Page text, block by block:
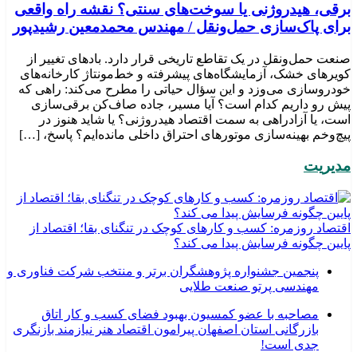
برقی، هیدروژنی یا سوخت‌های سنتی؟ نقشه راه واقعی
برای پاک‌سازی حمل‌ونقل / مهندس محمدمعین رشیدپور
صنعت حمل‌ونقل در یک تقاطع تاریخی قرار دارد. بادهای تغییر از
کویرهای خشک، آزمایشگاه‌های پیشرفته و خط‌مونتاژ کارخانه‌های
خودروسازی می‌وزد و این سؤال حیاتی را مطرح می‌کند: راهی که
پیش رو داریم کدام است؟ آیا مسیر، جاده صاف‌کن برقی‌سازی
است، یا آزادراهی به سمت اقتصاد هیدروژنی؟ یا شاید هنوز در
پیچ‌وخم بهینه‌سازی موتورهای احتراق داخلی مانده‌ایم؟ پاسخ، […]
مدیریت
اقتصاد روزمره: کسب‌ و کارهای کوچک در تنگنای بقا؛ اقتصاد از
پایین چگونه فرسایش پیدا می کند؟
پنجمین جشنواره پژوهشگران برتر و منتخب شرکت فناوری و
مهندسی پرتو صنعت طلایی
مصاحبه با عضو کمسیون بهبود فضای کسب و کار اتاق
بازرگانی استان اصفهان پیرامون اقتصاد هنر نیازمند بازنگری
جدی است!